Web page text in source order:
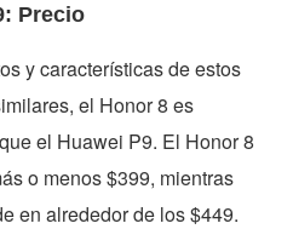
Precio
y características de estos
el Honor 8 es
el Huawei P9. El Honor 8
o menos $399, mientras
en alrededor de los $449.